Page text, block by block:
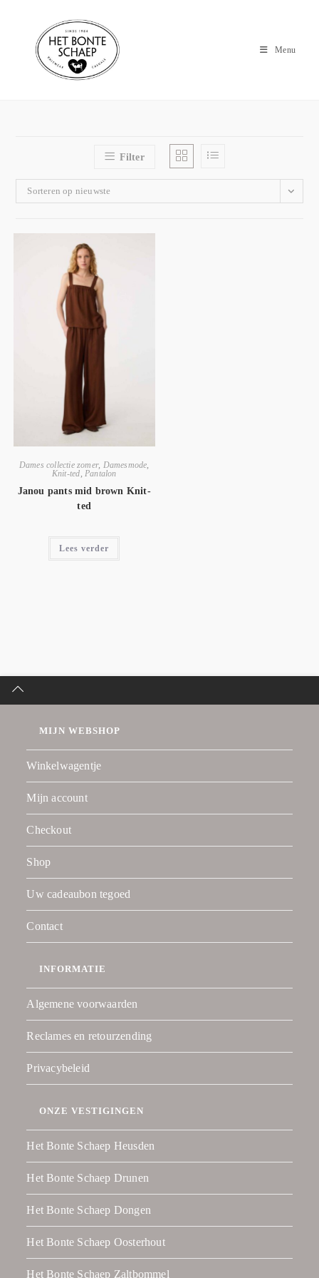
Menu
Filter
Sorteren op nieuwste
Dames collectie zomer, Damesmode
Knit-ted Pantalon
Janou pants mid brown Knit-
ted
Lees verder
MIJN WEBSHOP
Winkelwagentje
Mijn account
Checkout
Shop
Uw cadeaubon tegoed
Contact
INFORMATIE
Algemene voorwaarden
Reclames en retourzending
Privacybeleid
ONZE VESTIGINGEN
Het Bonte Schaep Heusden
Het Bonte Schaep Drunen
Het Bonte Schaep Dongen
Het Bonte Schaep Oosterhout
Het Bonte Schaep Zaltbommel